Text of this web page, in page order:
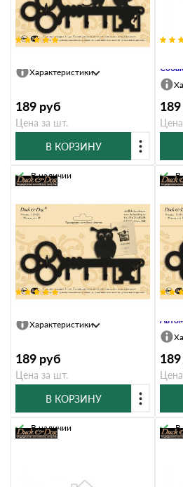
Характеристики
189 руб
Цена за шт.
В КОРЗИНУ
189
В наличии
Характеристики
189 руб
Цена за шт.
В КОРЗИНУ
В
189
В наличии В